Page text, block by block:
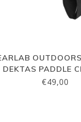
DEKTAS PADDLE
€49,00